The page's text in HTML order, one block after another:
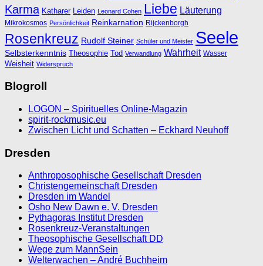
Karma Katharer Leiden Leonard Cohen Liebe Läuterung
Mikrokosmos Persönlichkeit Reinkarnation Rijckenborgh
Rosenkreuz Rudolf Steiner Schüler und Meister Seele
Selbsterkenntnis Theosophie Tod Verwandlung Wahrheit Wasser
Weisheit Widerspruch
Blogroll
LOGON – Spirituelles Online-Magazin
spirit-rockmusic.eu
Zwischen Licht und Schatten – Eckhard Neuhoff
Dresden
Anthroposophische Gesellschaft Dresden
Christengemeinschaft Dresden
Dresden im Wandel
Osho New Dawn e. V. Dresden
Pythagoras Institut Dresden
Rosenkreuz-Veranstaltungen
Theosophische Gesellschaft DD
Wege zum MannSein
Welterwachen – André Buchheim